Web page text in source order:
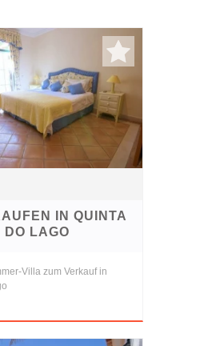
IN QUINTA
DO LAGO
Villa zum Verkauf in